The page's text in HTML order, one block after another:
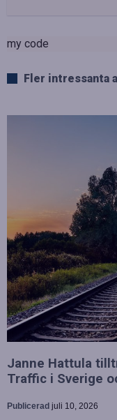
my code
Fler intressanta
Janne Hattula
Traffic i Sverige
Publicerad juli 10, 2026